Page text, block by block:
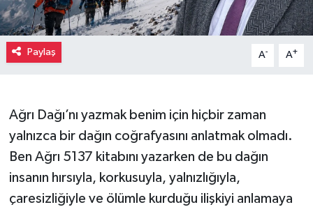
Paylaş A- A+
Ağrı Dağı’nı yazmak benim için hiçbir zaman
yalnızca bir dağın coğrafyasını anlatmak olmadı.
Ben Ağrı 5137 kitabını yazarken de bu dağın
insanın hırsıyla, korkusuyla, yalnızlığıyla,
çaresizliğiyle ve ölümle kurduğu ilişkiyi anlamaya